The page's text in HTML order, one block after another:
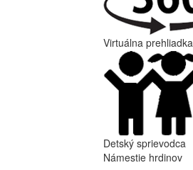
Virtuálna prehliadka
Detský sprievodca
Námestie hrdinov